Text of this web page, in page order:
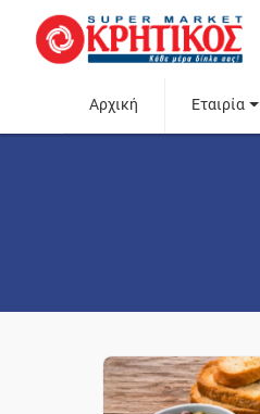
Αρχική Εταιρία